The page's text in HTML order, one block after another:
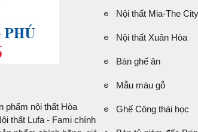
phẩm nội thất Hòa
thất Lufa - Fami chính
Nội thất Mia-The City
Nội thất Xuân Hòa
Bàn ghế ăn
Mẫu màu gỗ
Ghế Công thái học